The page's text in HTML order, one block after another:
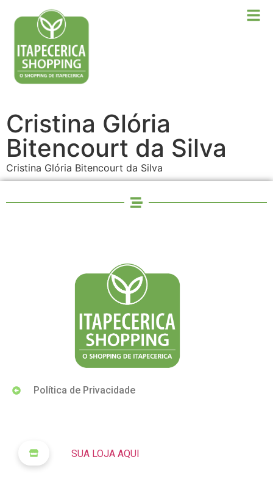
Cristina Glória
Bitencourt da Silva
Cristina Glória Bitencourt da Silva
Política de Privacidade
SUA LOJA AQUI